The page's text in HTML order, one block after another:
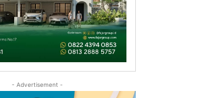
- Advertisement -